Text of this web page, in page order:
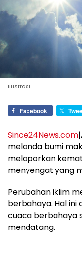
Ilustrasi
Facebook
Since24News.com
melanda bumi
melaporkan
menyengat yang
Perubahan iklim
berbahaya. Hal ini
cuaca berbahaya
mendatang.